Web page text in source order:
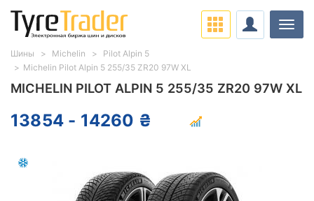
MICHELIN PILOT ALPIN 5 255/35 ZR20 97W XL
13854 - 14260 ₴
Шины Michelin
Pilot Alpin 5
Michelin Pilot Alpin 5 255/35 ZR20 97W XL